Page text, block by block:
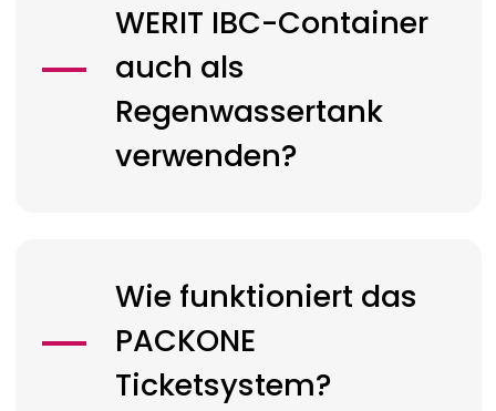
WERIT IBC-Container
auch als
Regenwassertank
verwenden?
Wie funktioniert das
PACKONE
Ticketsystem?